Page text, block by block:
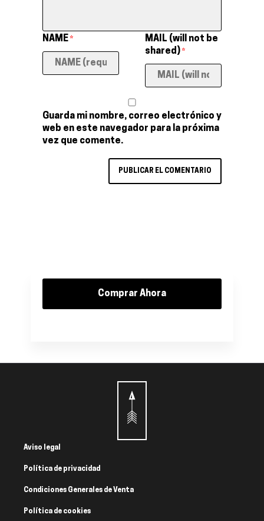
NAME *
MAIL (will not be
shared) *
Guarda mi nombre, correo electrónico y
web en este navegador para la próxima
vez que comente.
Comprar Ahora
Aviso legal
Política de privacidad
Condiciones Generales de Venta
Política de cookies